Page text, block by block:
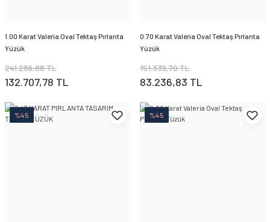
1.00 Karat Valeria Oval Tektaş Pırlanta
Yüzük
241.286,88 TL
132.707,78 TL
0.70 Karat Valeria Oval Tektaş Pırlanta
Yüzük
151.339,70 TL
83.236,83 TL
%45 %45